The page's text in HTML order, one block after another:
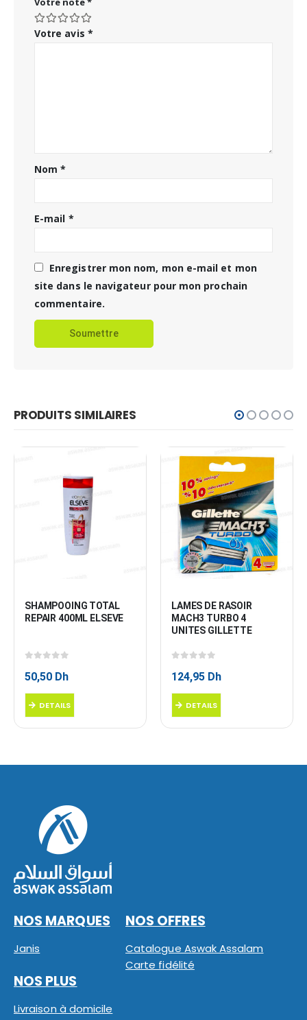
Votre avis *
Nom*
E-mail *
Enregistrer mon nom, mon e-mail et mon
site dans le navigateur pour mon prochain
commentaire.
PRODUITS SIMILAIRES
SHAMPOOING TOTAL
REPAIR 400ML ELSEVE
50,50 Dh
DETAILS
LAMES DE RASOIR
MACH3 TURBO 4
UNITES GILLETTE
124,95 Dh
DETAILS
NOS MARQUES
Janis
NOS OFFRES
Catalogue Aswak Assalam
Carte fidélité
NOS PLUS
Livraison à domicile